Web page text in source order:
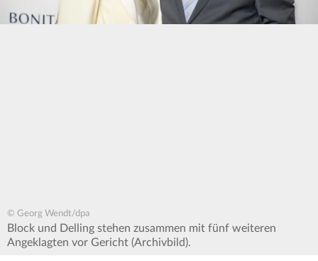
© Georg Wendt/dpa
Block und Delling stehen zusammen mit fünf weiteren
Angeklagten vor Gericht (Archivbild).